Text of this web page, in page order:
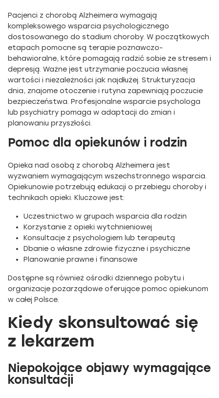
Pacjenci z chorobą Alzheimera wymagają
kompleksowego wsparcia psychologicznego
dostosowanego do stadium choroby. W początkowych
etapach pomocne są terapie poznawczo-
behawioralne, które pomagają radzić sobie ze stresem i
depresją. Ważne jest utrzymanie poczucia własnej
wartości i niezależności jak najdłużej. Strukturyzacja
dnia, znajome otoczenie i rutyna zapewniają poczucie
bezpieczeństwa. Profesjonalne wsparcie psychologa
lub psychiatry pomaga w adaptacji do zmian i
planowaniu przyszłości.
Pomoc dla opiekunów i rodzin
Opieka nad osobą z chorobą Alzheimera jest
wyzwaniem wymagającym wszechstronnego wsparcia.
Opiekunowie potrzebują edukacji o przebiegu choroby i
technikach opieki. Kluczowe jest:
Uczestnictwo w grupach wsparcia dla rodzin
Korzystanie z opieki wytchnieniowej
Konsultacje z psychologiem lub terapeutą
Dbanie o własne zdrowie fizyczne i psychiczne
Planowanie prawne i finansowe
Dostępne są również ośrodki dziennego pobytu i
organizacje pozarządowe oferujące pomoc opiekunom
w całej Polsce.
Kiedy skonsultować się
z lekarzem
Niepokojące objawy wymagające
konsultacji